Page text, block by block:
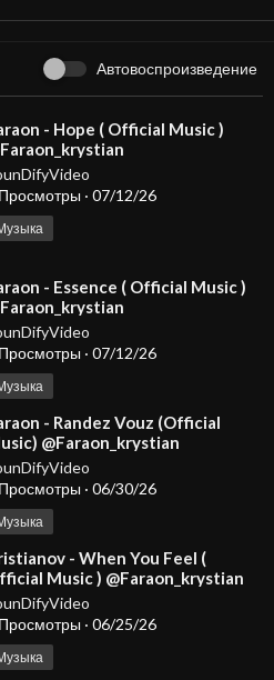
Автовоспроизведение
- Hope ( Official Music )
· 07/12/26
- Essence ( Official Music )
· 07/12/26
- Randez Vouz (Official
@Faraon_krystian
· 06/30/26
- When You Feel (
Music ) @Faraon_krystian
#spotify #djmix
· 06/25/26